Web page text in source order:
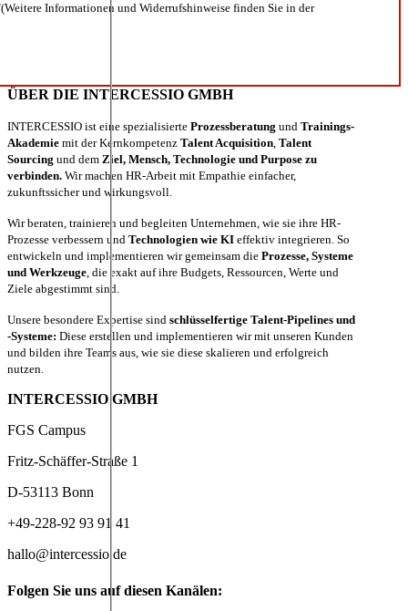
Informationen und Widerrufshinweise finden Sie in der
ÜBER DIE INTERCESSIO GMBH
INTERCESSIO ist eine spezialisierte Prozessberatung und Trainings-
Akademie mit der Kernkompetenz Talent Acquisition, Talent
Sourcing und dem Ziel, Mensch, Technologie und Purpose zu
verbinden. Wir machen HR-Arbeit mit Empathie einfacher,
zukunftssicher und wirkungsvoll.
Wir beraten, trainieren und begleiten Unternehmen, wie sie ihre HR-
Prozesse verbessern und Technologien wie KI effektiv integrieren. So
entwickeln und implementieren wir gemeinsam die Prozesse, Systeme
und Werkzeuge, die exakt auf ihre Budgets, Ressourcen, Werte und
Ziele abgestimmt sind.
Unsere besondere Expertise sind schlüsselfertige Talent-Pipelines und
-Systeme: Diese erstellen und implementieren wir mit unseren Kunden
und bilden ihre Teams aus, wie sie diese skalieren und erfolgreich
nutzen.
INTERCESSIO GMBH
FGS Campus
Fritz-Schäffer-Straße 1
D-53113 Bonn
+49-228-92 93 91 41
hallo@intercessio.de
Folgen Sie uns auf diesen Kanälen: